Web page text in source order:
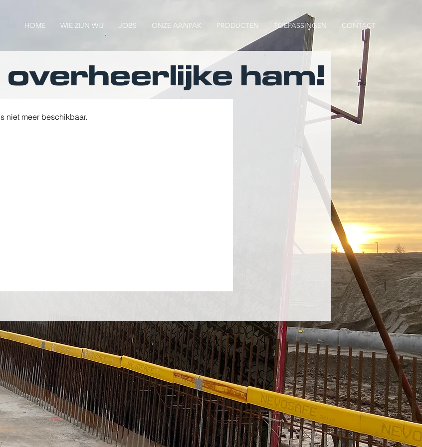
HOME WIE ZIJN WIJ JOBS ONZE AANPAK PRODUCTEN TOEPASSINGEN CONTACT
ham!
niet meer beschikbaar.